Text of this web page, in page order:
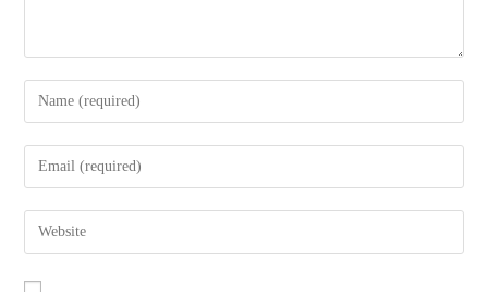
Enter
your
name
comment
Enter
your
email
address
Enter
your